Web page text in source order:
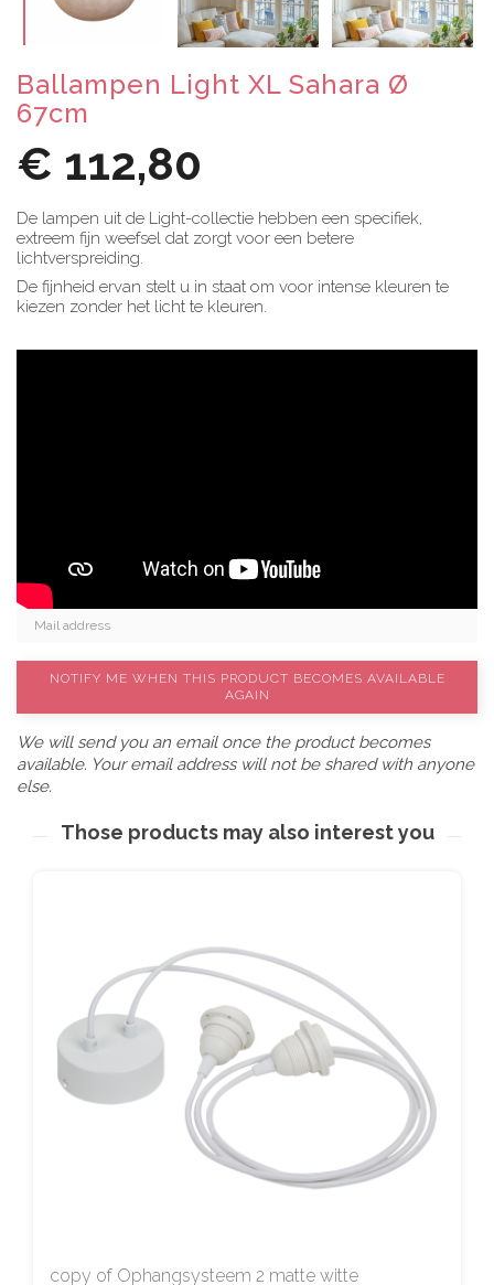
Ballampen Light XL Sahara Ø
67cm
€ 112,80
De lampen uit de Light-collectie hebben een specifiek,
extreem fijn weefsel dat zorgt voor een betere
lichtverspreiding.
De fijnheid ervan stelt u in staat om voor intense kleuren te
kiezen zonder het licht te kleuren.
NOTIFY ME WHEN THIS PRODUCT BECOMES AVAILABLE
AGAIN
We will send you an email once the product becomes
available. Your email address will not be shared with anyone
else.
Those products may also interest you
copy of Ophangsysteem 2 matte witte